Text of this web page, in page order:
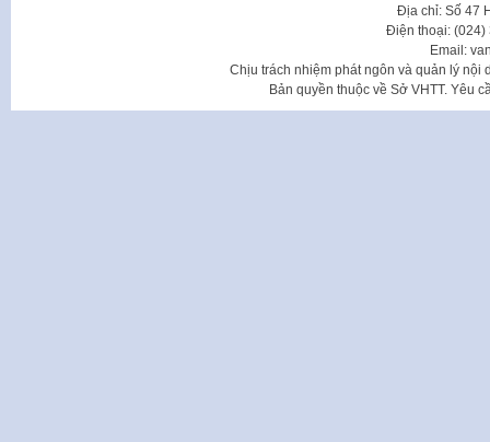
Địa chỉ: Số 47
Điện thoại: (024)
Email:
Chịu trách nhiệm phát ngôn và quản lý nội
Bản quyền thuộc về Sở VHTT. Yêu